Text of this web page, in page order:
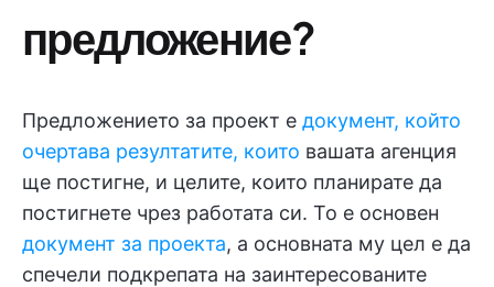
предложение?
Предложението за проект е документ, който
очертава резултатите, които вашата агенция
ще постигне, и целите, които планирате да
постигнете чрез работата си. То е основен
документ за проекта, а основната му цел е да
спечели подкрепата на заинтересованите